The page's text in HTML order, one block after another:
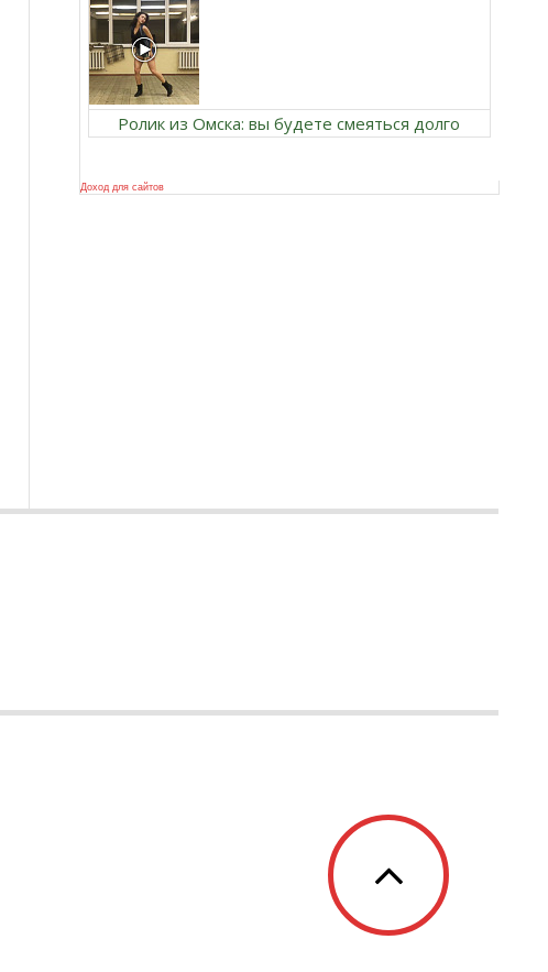
Ролик из Омска: вы будете смеяться долго
Доход для сайтов